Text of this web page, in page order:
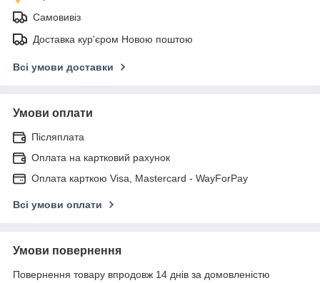
Самовивіз
Доставка кур'єром Новою поштою
Всі умови доставки
Умови оплати
Післяплата
Оплата на картковий рахунок
Оплата карткою Visa, Mastercard - WayForPay
Всі умови оплати
Умови повернення
Повернення товару впродовж 14 днів за домовленістю